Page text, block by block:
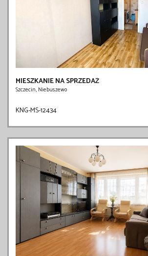
MIESZKANIE NA SPRZEDAŻ
Szczecin, Niebuszewo
KNG-MS-12434